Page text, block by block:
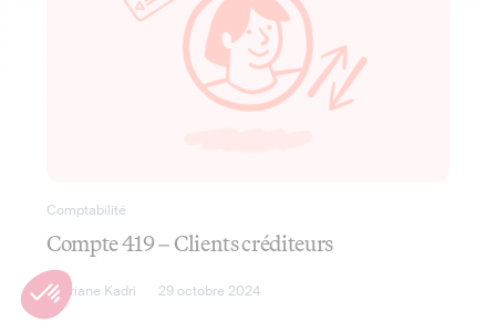
Comptabilité
Compte 419 – Clients créditeurs
Lauriane Kadri 29 octobre 2024